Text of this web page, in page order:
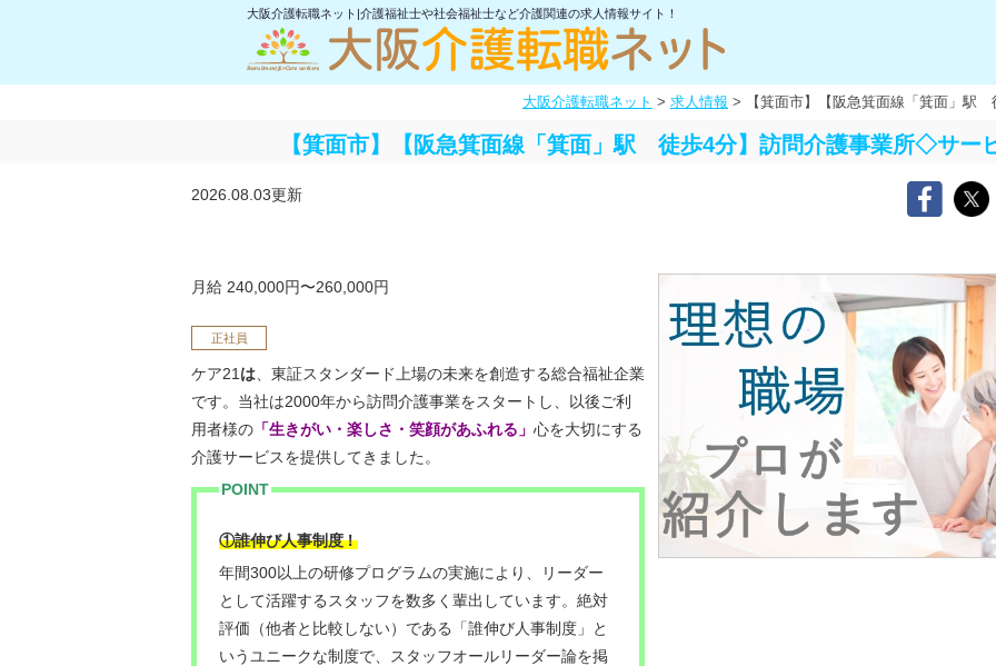
大阪介護転職ネット|介護福祉士や社会福祉士など介護関連の求人情報サイト！
大阪介護転職ネット > 求人情報 > 【箕面市】【阪急箕面線「箕面」
【箕面市】【阪急箕面線「箕面」駅 徒歩4分】訪問介護事業所◇サー
2026.08.03更新
月給 240,000円〜260,000円
正社員
ケア21 は 、東証スタンダード上場の未来を創造する総合福祉企業
です。当社は2000年から訪問介護事業をスタートし、以後ご利
用者様の 「生きがい・楽しさ・笑顔があふれる」 心を大切にする
介護サービスを提供してきました。
POINT
①誰伸び人事制度！
年間300以上の研修プログラムの実施により、リーダー
として活躍するスタッフを数多く輩出しています。絶対
評価（他者と比較しない）である「誰伸び人事制度」と
いうユニークな制度で、スタッフオールリーダー論を掲